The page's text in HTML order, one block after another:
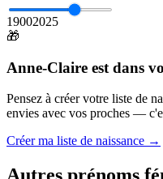
19002025
🎁
Anne-Claire est dans
Pensez à créer votre liste de
envies avec vos proches —
Créer ma liste de naissance →